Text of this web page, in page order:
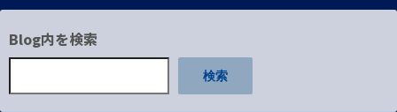
Blog内を検索
検索